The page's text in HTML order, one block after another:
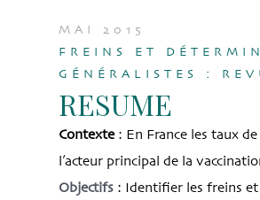
MAI 2015
FREINS ET
GÉNÉRALISTES :
RESUME
Contexte: En France les taux
l’acteur principal de la
Objectifs: Identifier les freins et